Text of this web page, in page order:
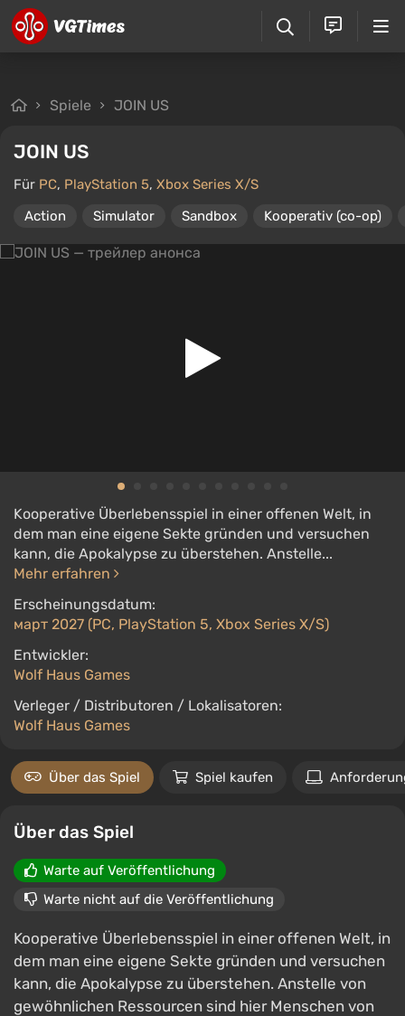
Spiele JOIN US
JOIN US
Für PC, PlayStation 5, Xbox Series X/S
Action
Simulator Sandbox Kooperativ (co-op)
Kooperative Überlebensspiel in einer offenen Welt, in
dem man eine eigene Sekte gründen und versuchen
kann, die Apokalypse zu überstehen. Anstelle...
Mehr erfahren
Erscheinungsdatum:
март 2027 (PC, PlayStation 5, Xbox Series X/S)
Entwickler:
Wolf Haus Games
Verleger / Distributoren / Lokalisatoren:
Wolf Haus Games
Über das Spiel Spiel kaufen
Über das Spiel
Warte auf Veröffentlichung
Warte nicht auf die Veröffentlichung
Kooperative Überlebensspiel in einer offenen Welt, in
dem man eine eigene Sekte gründen und versuchen
kann, die Apokalypse zu überstehen. Anstelle von
gewöhnlichen Ressourcen sind hier Menschen von